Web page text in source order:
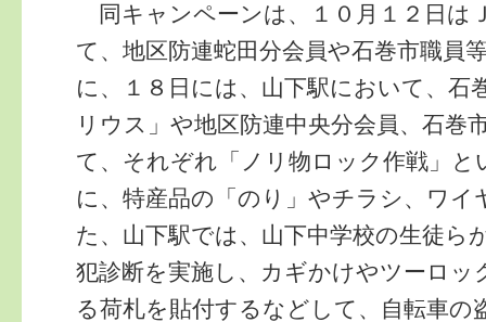
同キャンペーンは、１０月１２日は
て、地区防連蛇田分会員や石巻市職員
に、１８日には、山下駅において、石
リウス」や地区防連中央分会員、石巻
て、それぞれ「ノリ物ロック作戦」と
に、特産品の「のり」やチラシ、ワイ
た、山下駅では、山下中学校の生徒ら
犯診断を実施し、カギかけやツーロッ
る荷札を貼付するなどして、自転車の